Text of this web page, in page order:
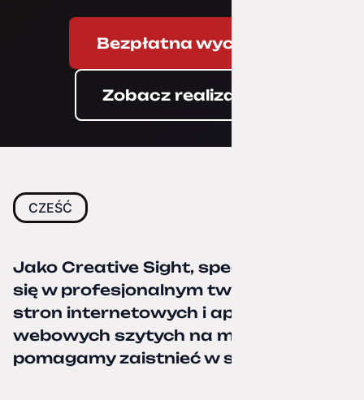
Bezpłatna wycena
Zobacz realizacje
CZEŚĆ
Jako Creative Sight, specjalizujemy
się w profesjonalnym tworzeniu
stron internetowych i aplikacji
webowych szytych na miarę oraz
pomagamy zaistnieć w sieci